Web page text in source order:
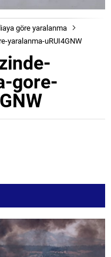
göre yaralanma
yaralanma-uRUI4GNW
gore-